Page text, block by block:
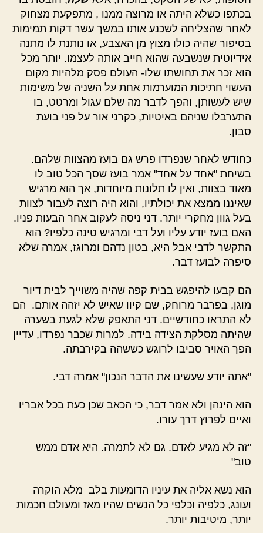
בכתפו כשלא היתה או מרוצה ממנו , מתפקעת מצחוק
לאחר שהצליחה לשכנע אותו במשך עשר דקות תמימות
בסיפור שהיה כולו מצוץ מן האצבע, או נותנת לו מתנה
אידיוטית שנשבעה שהוא חייב אותה לעצמו. יותר מכל
הוא זכר את תחושתו שלו- העולם פסק מלהיות מקום
העשוי חתיכות המוערמות אחת על השניה של משימות
שיש לעשותן, והפך לדבר מה שלם עגול ומרטט, בו
התערבלו שניהם באיטיות, כקרני אור על פני בועת
סבון.
כחודש לאחר שנפרדו פרש גם בועז מהצוות שלהם.
בשיחת "אחד על אחד" אמר בועז שסך הכל טוב לו
מאוד בצוות, ואין לו תלונות מיוחדות, אך הוא מרגיש
שאיננו ממצא את יכולתיו, והוא היה רוצה לעבור לצוות
בעל גוון מחקרי יותר. דני ניסה לעקוב אחר הבעות פניו.
האם בועז יודע עליו ועל דבי ומרגיש טינה כלפיו? הוא
התקשר לדבי אבל היא, בטון נדהם ומרוגז, אמרה שלא
סיפרה לבועז דבר.
הם קבעו להיפגש בבית קפה שהיה משוייך לבית דיור
מוגן, בפרבר מרוחק, שם קיוו שאיש לא יזהה אותם. הם
לא התראו כחודשיים. דני התאפק שלא לגעת בשערה
שהיתה מסלקת הצידה בידה. למרות שכבר נפרדו, עדיין
הפך האויר סביבו לרוגש כששהה בקירבתה.
"אתה יודע שעשינו את הדבר הנכון" אמרה דבי.
הוא הינהן ולא אמר דבר, כי הכאב שכן כעת בכל אבריו
ואיים לפרוץ דרך עורו.
"זה לא מגיע לאדם. גם לא לתמרה. היא אדם ממש
טוב"
הוא נשא אליה את עיניו הדומעות בלב מלא הוקרה
ועונג, כלפיה וכלפי כל הנשים שהיו מאז ומעולם חכמות
יותר, מיטיבות יותר.